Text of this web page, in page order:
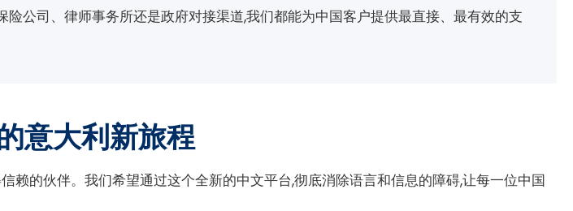
司、律师事务所还是政府对接渠道,我们都能为中国客户提供最直接、最有效的支
意大利新旅程
赖的伙伴。我们希望通过这个全新的中文平台,彻底消除语言和信息的障碍,让每一位中国